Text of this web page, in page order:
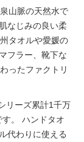
山脈の天然水で
なじみの良い柔
タオルや愛媛の
フラー、靴下な
ったファクトリ
リーズ累計1千万
。
ハンドタオ
代わりに使える